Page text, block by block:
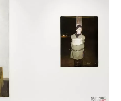
ПЛАТФОРМА
ПРО РІЗДВЯНІ СВЯТА